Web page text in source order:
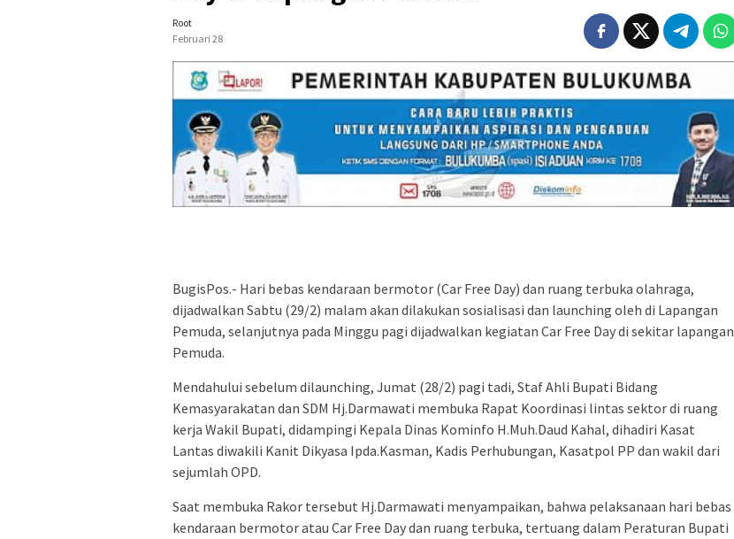
Root
Februari 28
BugisPos.- Hari bebas kendaraan bermotor (Car Free Day) dan ruang terbuka olahraga,
dijadwalkan Sabtu (29/2) malam akan dilakukan sosialisasi dan launching oleh di Lapangan
Pemuda, selanjutnya pada Minggu pagi dijadwalkan kegiatan Car Free Day di sekitar lapangan
Pemuda.
Mendahului sebelum dilaunching, Jumat (28/2) pagi tadi, Staf Ahli Bupati Bidang
Kemasyarakatan dan SDM Hj.Darmawati membuka Rapat Koordinasi lintas sektor di ruang
kerja Wakil Bupati, didampingi Kepala Dinas Kominfo H.Muh.Daud Kahal, dihadiri Kasat
Lantas diwakili Kanit Dikyasa Ipda.Kasman, Kadis Perhubungan, Kasatpol PP dan wakil dari
sejumlah OPD.
Saat membuka Rakor tersebut Hj.Darmawati menyampaikan, bahwa pelaksanaan hari bebas
kendaraan bermotor atau Car Free Day dan ruang terbuka, tertuang dalam Peraturan Bupati